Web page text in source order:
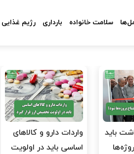
سلامت خانواده بارداری رژیم غذایی
باید
واردات دارو و کالاهای
اساسی باید در اولویت